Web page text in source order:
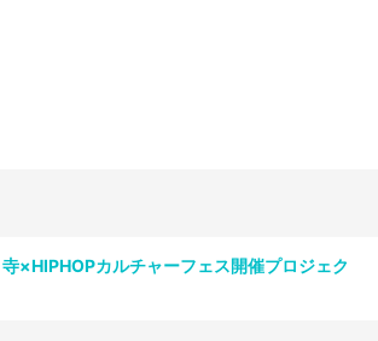
×HIPHOPカルチャーフェス開催プロジェク